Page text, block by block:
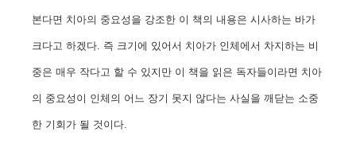
본다면 치아의 중요성을 강조한 이 책의 내용은 시사하는 바가
크다고 하겠다. 즉 크기에 있어서 치아가 인체에서 차지하는 비
중은 매우 작다고 할 수 있지만 이 책을 읽은 독자들이라면 치아
의 중요성이 인체의 어느 장기 못지 않다는 사실을 깨닫는 소중
한 기회가 될 것이다.